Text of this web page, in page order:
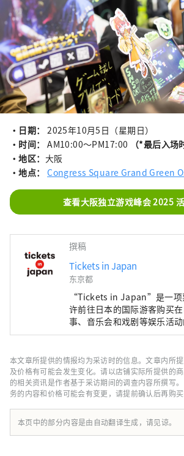
・日期：
2025年10月5日（星期日）
・时间：
AM10:00～PM17:00
（*最后入场
・地区： 大阪
・地点：
Congress Square Grand Green
查看大阪独立游戏峰会 2025
撰稿
Tickets in Japan
东京都
“Tickets in Japan”是一项
许前往日本的国际游客购买
事、音乐会和戏剧等娱乐活动
本文章所提供的情报均为采访时的信息。文章内所
及价格有可能会发生变化。请以店铺实际所提供的
的相关资讯是作者基于采访期间的调查内容所撰写
务的内容和价格可能会有变更，请提前确认后再购买
本页中的部分内容是由自动翻译生成，请见谅。